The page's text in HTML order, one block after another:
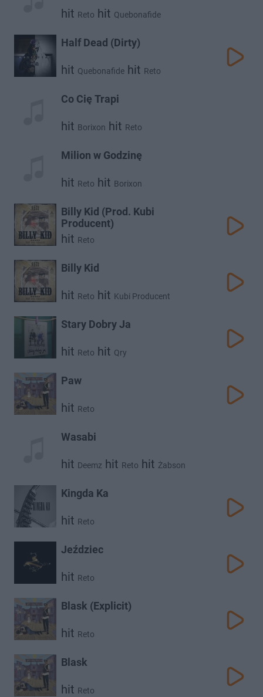
hit Reto hit Quebonafide
Half Dead (Dirty)
hit Quebonafide hit Reto
Co Cię Trapi
hit Borixon hit Reto
Milion w Godzinę
hit Reto hit Borixon
Billy Kid (Prod. Kubi
Producent)
hit Reto
Billy Kid
hit Reto hit Kubi Producent
Stary Dobry Ja
hit Reto hit Qry
Paw
hit Reto
Wasabi
hit Deemz hit Reto hit Żabson
Kingda Ka
hit Reto
Jeździec
hit Reto
Blask (Explicit)
hit Reto
Blask
hit Reto